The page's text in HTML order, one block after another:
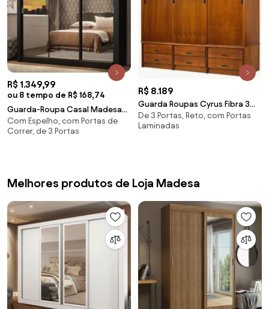
R$ 1.349,99
ou 8 tempo de R$ 168,74
Guarda-Roupa Casal Madesa
Mônaco 3 Portas de Correr de
Espelho Preto Cor:Preto
Com Espelho, com Portas de
Correr, de 3 Portas
R$ 8.189
Guarda Roupas Cyrus Fibra 3
Portas De Correr Domus
Móveis -
De 3 Portas, Reto, com Portas
Laminadas
Melhores produtos de Loja Madesa